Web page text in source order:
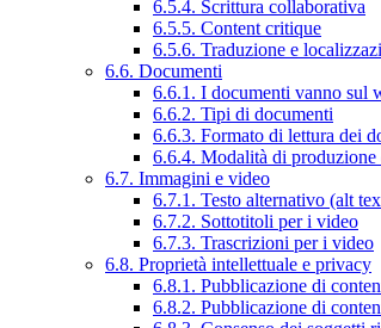
6.5.4. Scrittura collaborativa
6.5.5. Content critique
6.5.6. Traduzione e
6.6. Documenti
6.6.1. I documenti vanno sul
6.6.2. Tipi di documenti
6.6.3. Formato di lettura dei
6.6.4. Modalità di produzione
6.7. Immagini e video
6.7.1. Testo alternativo (alt
6.7.2. Sottotitoli per i video
6.7.3. Trascrizioni per i video
6.8. Proprietà intellettuale e privacy
6.8.1. Pubblicazione di
6.8.2. Pubblicazione di